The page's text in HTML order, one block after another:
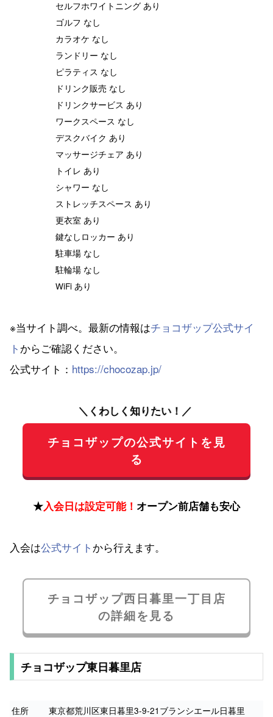
セルフホワイトニング あり
ゴルフ なし
カラオケ なし
ランドリー なし
ピラティス なし
ドリンク販売 なし
ドリンクサービス あり
ワークスペース なし
デスクバイク あり
マッサージチェア あり
トイレ あり
シャワー なし
ストレッチスペース あり
更衣室 あり
鍵なしロッカー あり
駐車場 なし
駐輪場 なし
WiFi あり
※当サイト調べ。最新の情報はチョコザップ公式サイ
ト からご確認ください。
公式サイト： https://chocozap.jp/
＼くわしく知りたい！／
チョコザップの公式サイトを見
る
★入会日は設定可能！ オープン前店舗も安心
入会は公式サイト から行えます。
チョコザップ西日暮里一丁目店
の詳細を見る
チョコザップ東日暮里店
住所
東京都荒川区東日暮里3-9-21ブランシエール日暮里